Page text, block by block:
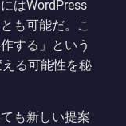
はWordPress
も可能だ。こ
する」という
る可能性を秘
も新しい提案